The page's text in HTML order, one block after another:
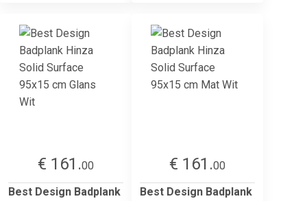
€ 161.00
Best Design Badplank
€ 161.00
Best Design Badplank